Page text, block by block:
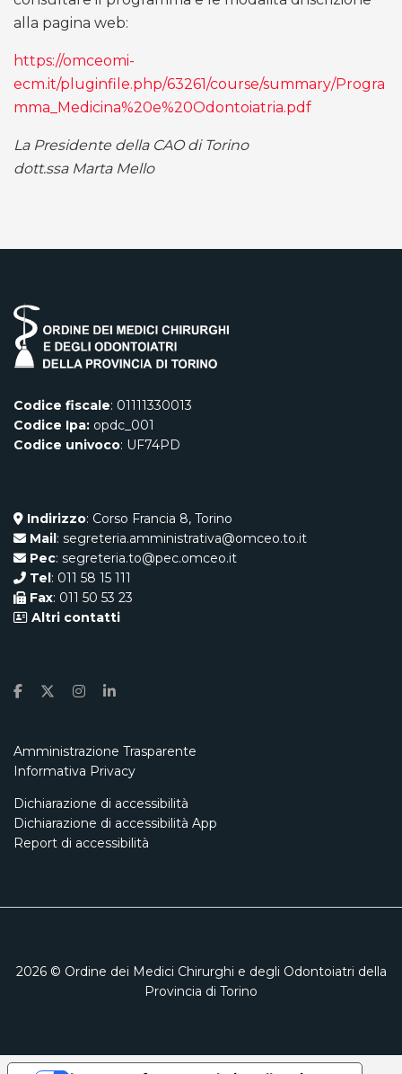
alla pagina web:
https://omceomi-
ecm.it/pluginfile.php/63261/course/summary/Progra
mma_Medicina%20e%20Odontoiatria.pdf
La Presidente della CAO di Torino
dott.ssa Marta Mello
Codice fiscale: 01111330013
Codice Ipa: opdc_001
Codice univoco: UF74PD
Indirizzo: Corso Francia 8, Torino
Mail: segreteria.amministrativa@omceo.to.it
Pec: segreteria.to@pec.omceo.it
Tel: 011 58 15 111
Fax: 011 50 53 23
Altri contatti
Amministrazione Trasparente
Informativa Privacy
Dichiarazione di accessibilità
Dichiarazione di accessibilità App
Report di accessibilità
2026© Ordine dei Medici Chirurghi e degli Odontoiatri della
Provincia di Torino